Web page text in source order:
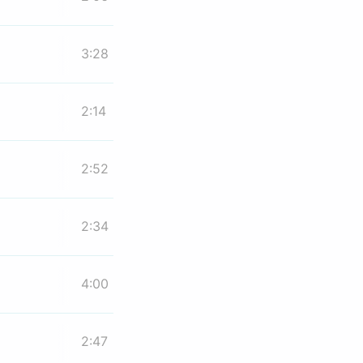
3:28
2:14
2:52
2:34
4:00
2:47